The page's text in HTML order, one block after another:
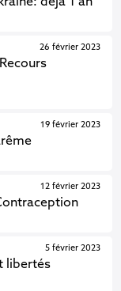
26 février 2023
19 février 2023
12 février 2023
libertés
5 février 2023